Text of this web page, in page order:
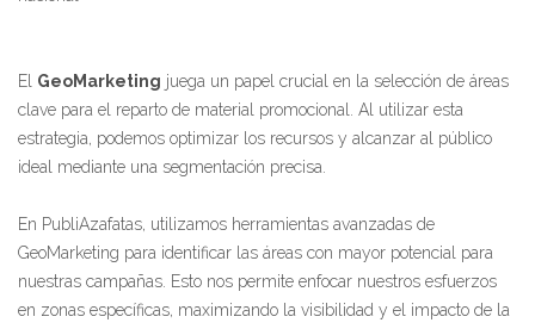
El GeoMarketing juega un papel crucial en la selección de áreas
clave para el reparto de material promocional. Al utilizar esta
estrategia, podemos optimizar los recursos y alcanzar al público
ideal mediante una segmentación precisa.
En PubliAzafatas, utilizamos herramientas avanzadas de
GeoMarketing para identificar las áreas con mayor potencial para
nuestras campañas. Esto nos permite enfocar nuestros esfuerzos
en zonas específicas, maximizando la visibilidad y el impacto de la